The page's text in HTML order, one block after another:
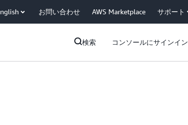
お問い合わせ AWS Marketplace サポート
検索 コンソールにサインイン